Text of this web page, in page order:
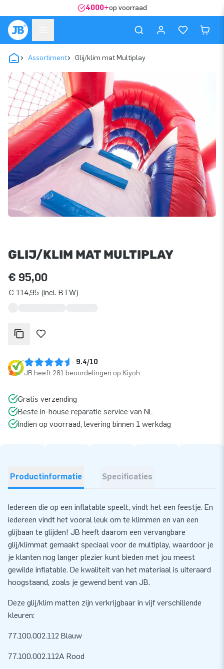
4000+op voorraad
Assortiment Glij/klim mat Multiplay
GLIJ/KLIM MAT MULTIPLAY
€ 95,00
€ 114,95 (incl. BTW)
9.4/10
JB heeft 281 beoordelingen op Kiyoh
Gratis verzending
Beste in-house reparatie service van NL
Indien op voorraad, levering binnen 1 werkdag
Productinformatie Specificaties
Iedereen die op een inflatable speelt, vindt het een feestje. En
iedereen vindt het vooral leuk om te klimmen en van een
glijbaan te glijden! JB heeft daarom een vervangbare
glij/klimmat gemaakt speciaal voor de multiplay, waardoor je
je klanten nog langer plezier kunt bieden met jou meest
gewilde inflatable. De kwaliteit van het materiaal is uiteraard
hoogstaand, zoals je gewend bent van JB.
Deze glij/klim matten zijn verkrijgbaar in vijf verschillende
kleuren:
77.100.002.112 Blauw
77.100.002.112A Rood